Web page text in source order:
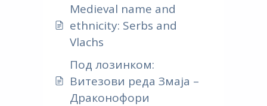
Medieval name and
ethnicity: Serbs and
Vlachs
Под лозинком:
Витезови реда Змаја –
Драконофори